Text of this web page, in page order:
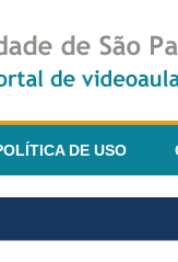
DE USO